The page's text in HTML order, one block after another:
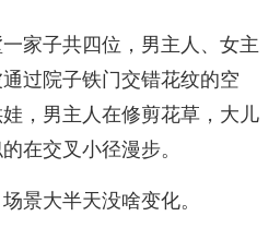
家子共四位，男主人、女主
过院子铁门交错花纹的空
，男主人在修剪花草，大儿
在交叉小径漫步。
景大半天没啥变化。